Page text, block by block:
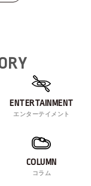
ENTERTAINMENT
エンターテイメント
COLUMN
コラム